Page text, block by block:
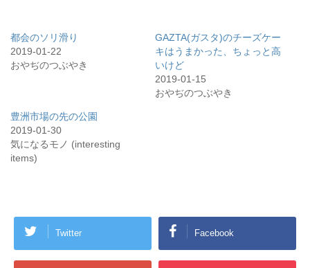
都会のソリ滑り
2019-01-22
おやぢのつぶやき
GAZTA(ガスタ)のチーズケー
キはうまかった、ちょっと高
いけど
2019-01-15
おやぢのつぶやき
豊洲市場の先の公園
2019-01-30
気になるモノ (interesting
items)
Twitter Facebook